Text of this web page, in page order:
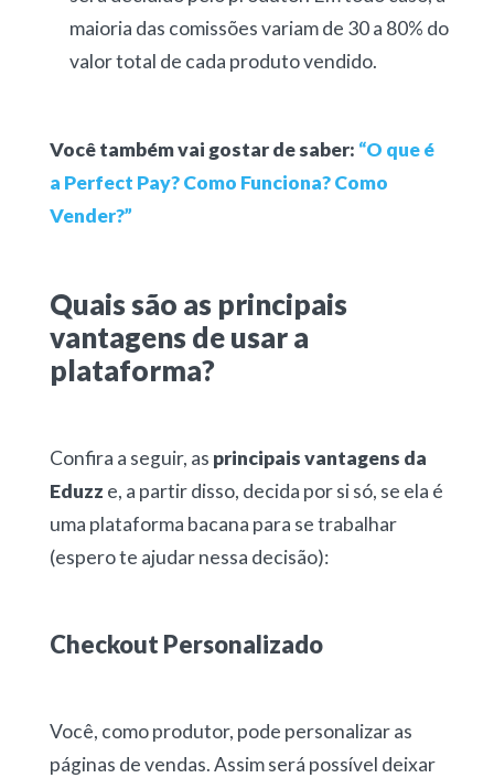
maioria das comissões variam de 30 a 80% do
valor total de cada produto vendido.
Você também vai gostar de saber: “O que é
a Perfect Pay? Como Funciona? Como
Vender?”
Quais são as principais
vantagens de usar a
plataforma?
Confira a seguir, as principais vantagens da
Eduzz e, a partir disso, decida por si só, se ela é
uma plataforma bacana para se trabalhar
(espero te ajudar nessa decisão):
Checkout Personalizado
Você, como produtor, pode personalizar as
páginas de vendas. Assim será possível deixar